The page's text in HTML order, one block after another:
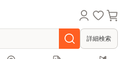
詳細検索